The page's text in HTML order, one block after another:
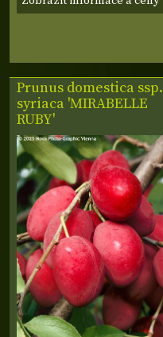
Prunus domestica ssp.
syriaca 'MIRABELLE
RUBY'